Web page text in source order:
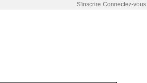
Connectez-vous
S'inscrire